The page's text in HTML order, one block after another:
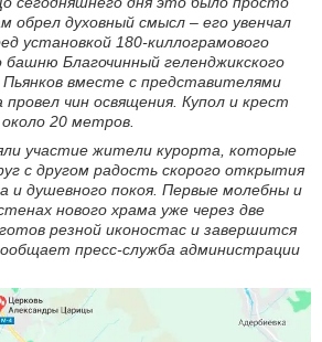
обрел духовный смысл – его увенчал
установкой 180-киллограмового
башню Благочинный геленджикского
вместе с представителями
чин освящения. Купол и крест
20 метров.
участие жители курорта, которые
с другом радость скорого открытия
и душевного покоя. Первые молебны и
нового храма уже через две
резной иконостас и завершится
пресс-служба администрации